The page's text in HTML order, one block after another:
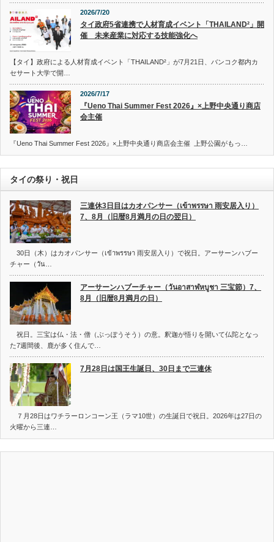
2026/7/20
タイ政府5省連携で人材育成イベント「THAILAND²」開
催 未来産業に対応する技能強化へ
【タイ】政府による人材育成イベント「THAILAND²」が7月21日、バンコク都内カ
セサート大学で開…
2026/7/17
『Ueno Thai Summer Fest 2026』×上野中央通り商店
会主催
『Ueno Thai Summer Fest 2026』×上野中央通り商店会主催 上野公園がもっ…
タイの祭り・祝日
三連休3日目はカオパンサー（เข้าพรรษา 雨安居入り）
7、8月（旧暦8月満月の日の翌日）
30日（木）はカオパンサー（เข้าพรรษา 雨安居入り）で祝日。アーサーンハブー
チャー（วัน…
アーサーンハブーチャー（วันอาสาฬหบูชา 三宝節）7、
8月（旧暦8月満月の日）
祝日。三宝は仏・法・僧（ぶっぽうそう）の意。釈迦が悟りを開いて仏陀となっ
た7週間後、鹿が多く住んで…
7月28日は国王生誕日、30日まで三連休
７月28日はワチラーロンコーン王（ラマ10世）の生誕日で祝日。2026年は27日の
火曜から三連…